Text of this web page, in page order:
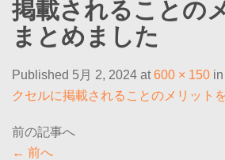
掲載されることの
まとめました
Published 5月 2, 2024 at600 × 150 in
クセルに掲載されることのメリット
← 前へ